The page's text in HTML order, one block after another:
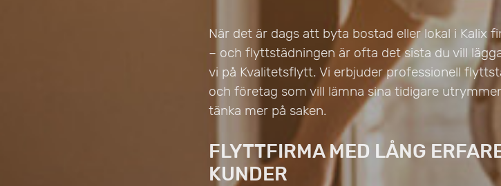
När det är dags att byta bostad eller lokal i Kalix
– och flyttstädningen är ofta det sista du vill
vi på Kvalitetsflytt. Vi erbjuder professionell
och företag som vill lämna sina tidigare
tänka mer på saken.
FLYTTFIRMA MED LÅNG
KUNDER